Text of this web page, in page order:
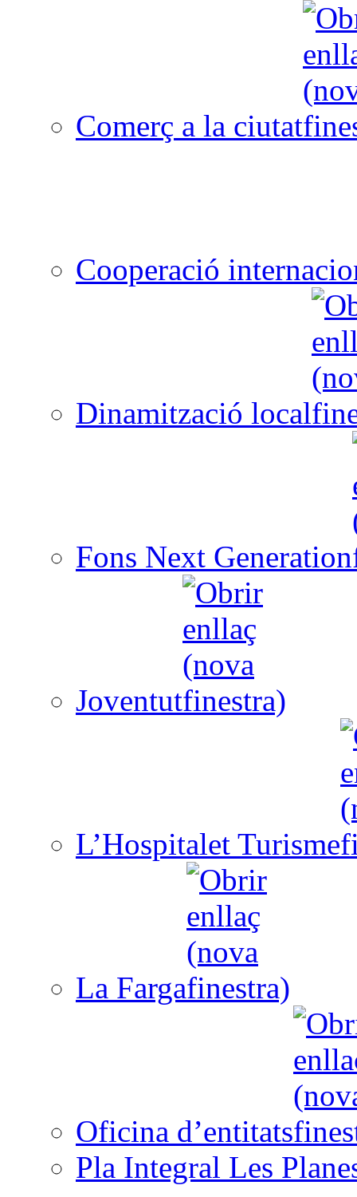
Comerç a la ciutat
Cooperació
Dinamització local
Fons Next Generation
Joventut
L’Hospitalet Turisme
La Farga
Oficina d’entitats
Pla Integral Les